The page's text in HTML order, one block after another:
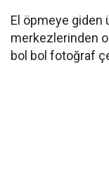
El öpmeye giden
merkezlerinden
bol bol fotoğraf